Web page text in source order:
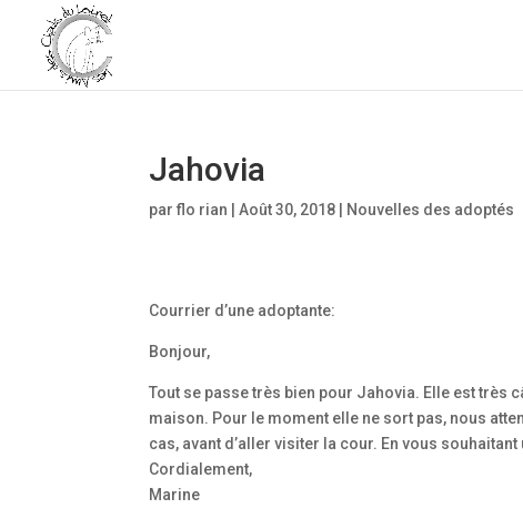
Jahovia
parflo rian |Août 30, 2018 Nouvelles des adoptés
Courrier d’une adoptante:
Bonjour,
Tout se passe très bien pour Jahovia. Elle est très
maison. Pour le moment elle ne sort pas, nous
cas, avant d’aller visiter la cour. En vous
Cordialement,
Marine